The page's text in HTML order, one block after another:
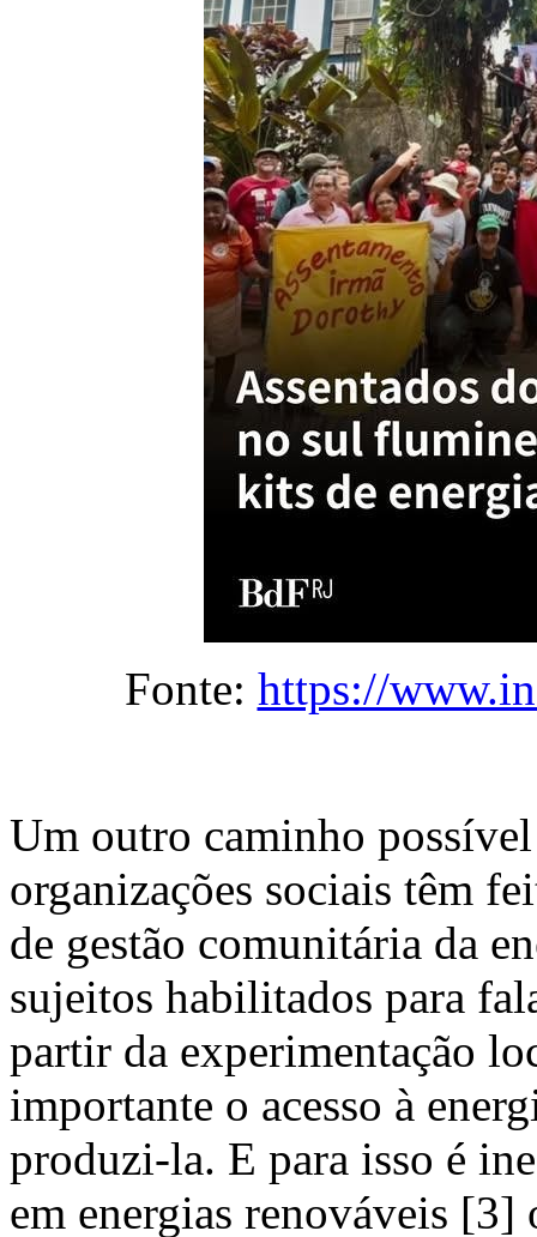
Fonte: https://
Um outro caminho
organizações sociais têm
de gestão comunitária da
sujeitos habilitados para
partir da experimentação
importante o acesso à
produzi-la. E para isso é
em energias renováveis